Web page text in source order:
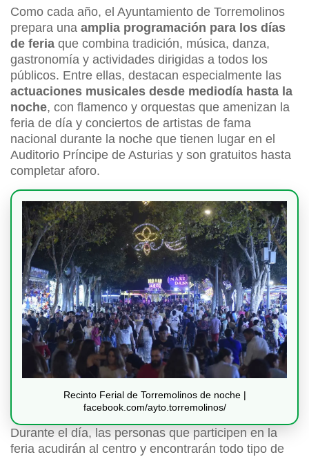
Como cada año, el Ayuntamiento de Torremolinos
prepara una amplia programación para los días
de feria que combina tradición, música, danza,
gastronomía y actividades dirigidas a todos los
públicos. Entre ellas, destacan especialmente las
actuaciones musicales desde mediodía hasta la
noche, con flamenco y orquestas que amenizan la
feria de día y conciertos de artistas de fama
nacional durante la noche que tienen lugar en el
Auditorio Príncipe de Asturias y son gratuitos hasta
completar aforo.
Recinto Ferial de Torremolinos de noche |
facebook.com/ayto.torremolinos/
Durante el día, las personas que participen en la
feria acudirán al centro y encontrarán todo tipo de